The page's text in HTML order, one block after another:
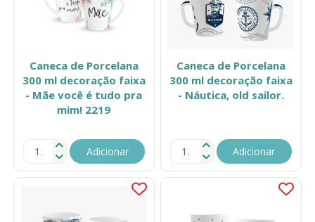
Caneca de Porcelana
300 ml decoração faixa
- Mãe você é tudo pra
mim! 2219
Adicionar
Caneca de Porcelana
300 ml decoração faixa
- Náutica, old sailor.
Adicionar